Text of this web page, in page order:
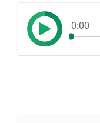
0:00